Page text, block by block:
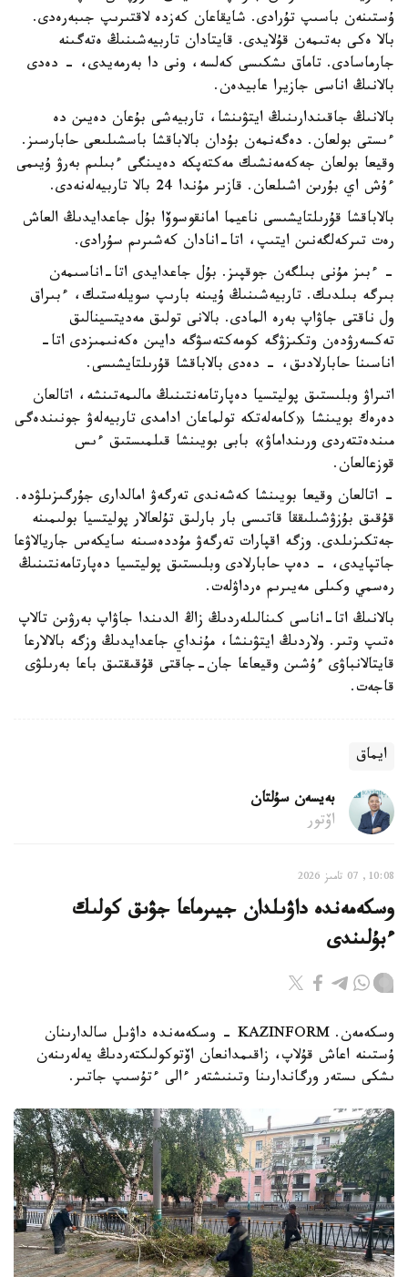
ۇستىنەن باسىپ تۇرادى. شايقاعان كەزدە لاقتىرىپ جىبەرەدى.
بالا ەكى بەتىمەن قۇلايدى. قايتادان تاربيەشىنىڭ ەتەگىنە
جارماسادى. تاماق ىشكىسى كەلسە، ونى دا بەرمەيدى، - دەدى
بالانىڭ اناسى جازيرا عابيدەن.
بالانىڭ جاقىندارىنىڭ ايتۋىنشا، تاربيەشى بۇعان دەيىن دە
ءىستى بولعان. دەگەنمەن بۇدان بالاباقشا باسشىلىعى حابارسىز.
وقيعا بولعان جەكەمەنشىك مەكتەپكە دەيىنگى ءبىلىم بەرۋ ۇيىمى
ءۇش اي بۇرىن اشىلعان. قازىر مۇندا 24 بالا تاربيەلەنەدى.
بالاباقشا قۇرىلتايشىسى ناعيما امانقوسوۆا بۇل جاعدايدىڭ العاش
رەت تىركەلگەنىن ايتىپ، اتا-انادان كەشىرىم سۇرادى.
- ءبىز مۇنى بىلگەن جوقپىز. بۇل جاعدايدى اتا-اناسىمەن
بىرگە بىلدىك. تاربيەشىنىڭ ۇيىنە بارىپ سويلەستىك، ءبىراق
ول ناقتى جاۋاپ بەرە المادى. بالانى تولىق مەديتسينالىق
تەكسەرۋدەن وتكىزۋگە كومەكتەسۋگە دايىن ەكەنىمىزدى اتا-
اناسىنا حابارلادىق، - دەدى بالاباقشا قۇرىلتايشىسى.
اتىراۋ وبلىستىق پوليتسيا دەپارتامەنتىنىڭ مالىمەتىنشە، اتالعان
دەرەك بويىنشا «كامەلەتكە تولماعان ادامدى تاربيەلەۋ جونىندەگى
مىندەتتەردى ورىنداماۋ» بابى بويىنشا قىلمىستىق ءىس
قوزعالعان.
- اتالعان وقيعا بويىنشا كەشەندى تەرگەۋ امالدارى جۇرگىزىلۋدە.
قۇقىق بۇزۋشىلىققا قاتىسى بار بارلىق تۇلعالار پوليتسيا بولىمىنە
جەتكىزىلدى. وزگە اقپارات تەرگەۋ مۇددەسىنە سايكەس جاريالاۋعا
جاتپايدى، - دەپ حابارلادى وبلىستىق پوليتسيا دەپارتامەنتىنىڭ
رەسمي وكىلى مەيىرىم ەرداۋلەت.
بالانىڭ اتا-اناسى كىنالىلەردىڭ زاڭ الدىندا جاۋاپ بەرۋىن تالاپ
ەتىپ وتىر. ولاردىڭ ايتۋىنشا، مۇنداي جاعدايدىڭ وزگە بالالارعا
قايتالانباۋى ءۇشىن وقيعاعا جان-جاقتى قۇقىقتىق باعا بەرىلۋى
قاجەت.
ايماق
بەيسەن سۇلتان
اۆتور
10:08, 07 تامىز 2026
وسكەمەندە داۋىلدان جيىرماعا جۋىق كولىك
ءبۇلىندى
وسكەمەن. KAZINFORM - وسكەمەندە داۋىل سالدارىنان
ۇستىنە اعاش قۇلاپ، زاقىمدانعان اۆتوكولىكتەردىڭ يەلەرىنەن
ىشكى ىستەر ورگاندارىنا وتىنىشتەر ءالى ءتۇسىپ جاتىر.